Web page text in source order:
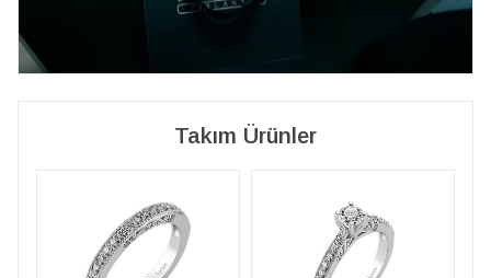
Takım Ürünler